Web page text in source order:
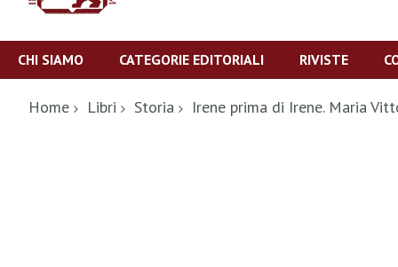
al
contenuto
CHI SIAMO CATEGORIE EDITORIALI RIVISTE
Home Libri Storia Irene prima di Irene. Maria